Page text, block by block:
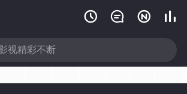
   